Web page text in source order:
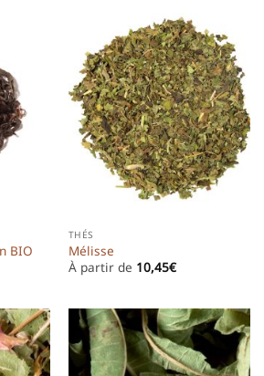
BIO
THÉS
Mélisse
À partir de 10,45€